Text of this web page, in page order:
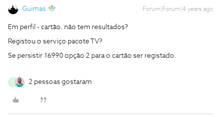
Guimas Forum|Forum|4 years ago
Em perfil - cartão. não tem resultados?
Registou o serviço pacote TV?
Se persistir 16990 opção 2 para o cartão ser registado.
2 pessoas gostaram